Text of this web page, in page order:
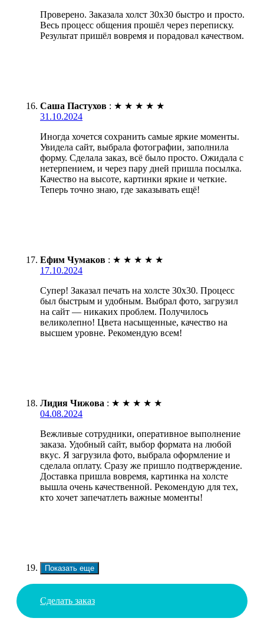
Проверено. Заказала холст 30х30 быстро и просто.
Весь процесс общения прошёл через переписку.
Результат пришёл вовремя и порадовал качеством.
Саша Пастухов : ★ ★ ★ ★ ★
31.10.2024
Иногда хочется сохранить самые яркие моменты.
Увидела сайт, выбрала фотографии, заполнила
форму. Сделала заказ, всё было просто. Ожидала с
нетерпением, и через пару дней пришла посылка.
Качество на высоте, картинки яркие и четкие.
Теперь точно знаю, где заказывать ещё!
Ефим Чумаков : ★ ★ ★ ★ ★
17.10.2024
Супер! Заказал печать на холсте 30х30. Процесс
был быстрым и удобным. Выбрал фото, загрузил
на сайт — никаких проблем. Получилось
великолепно! Цвета насыщенные, качество на
высшем уровне. Рекомендую всем!
Лидия Чижова : ★ ★ ★ ★ ★
04.08.2024
Вежливые сотрудники, оперативное выполнение
заказа. Удобный сайт, выбор формата на любой
вкус. Я загрузила фото, выбрала оформление и
сделала оплату. Сразу же пришло подтверждение.
Доставка пришла вовремя, картинка на холсте
вышла очень качественной. Рекомендую для тех,
кто хочет запечатлеть важные моменты!
Показать еще
Сделать заказ